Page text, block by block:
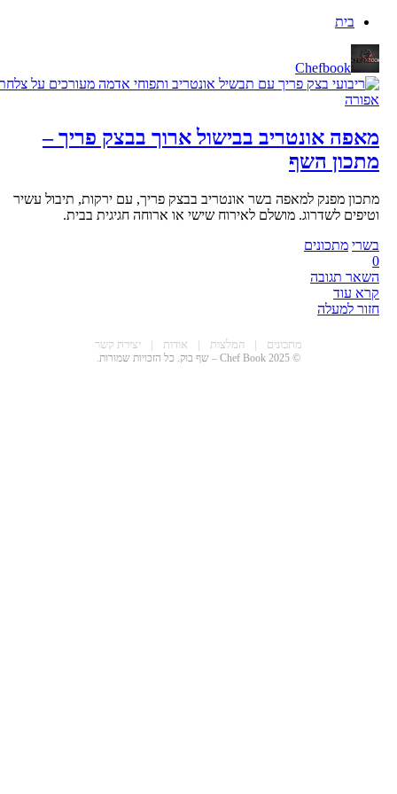
בית
Chefbook
מאפה אונטריב בבישול ארוך בבצק פריך –
מתכון השף
מתכון מפנק למאפה בשר אונטריב בבצק פריך, עם ירקות, תיבול עשיר
וטיפים לשדרוג. מושלם לאירוח שישי או ארוחה חגיגית בבית.
בשרי מתכונים
השאר תגובה
קרא עוד
חזור למעלה
מתכונים | המלצות | אודות | יצירת קשר